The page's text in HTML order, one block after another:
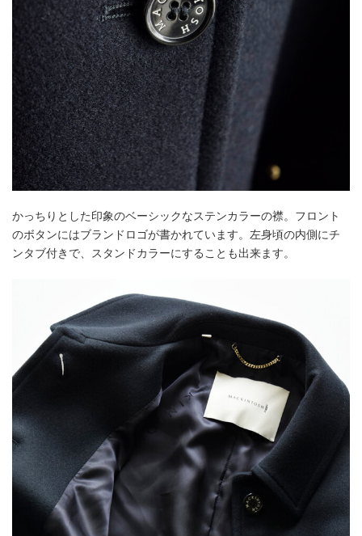
かっちりとした印象のベーシックなステンカラーの襟。フロント
のボタンにはブランドロゴが書かれています。左身頃の内側にチ
ンタブ付きで、スタンドカラーにすることも出来ます。